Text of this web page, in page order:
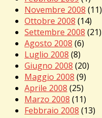
Novembre 2008 (11)
Ottobre 2008 (14)
Settembre 2008 (21)
Agosto 2008 (6)
Luglio 2008 (8)
Giugno 2008 (20)
Maggio 2008 (9)
Aprile 2008 (25)
Marzo 2008 (11)
Febbraio 2008 (13)